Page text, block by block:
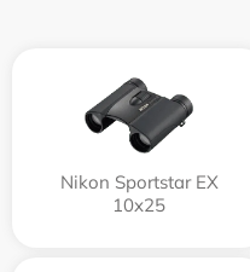
Nikon Sportstar EX
10x25